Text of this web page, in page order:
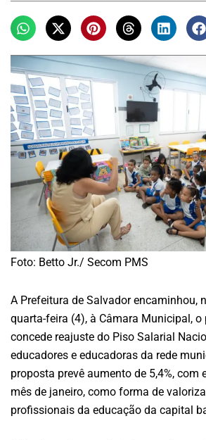
Foto: Betto Jr./ Secom PMS
A Prefeitura de Salvador encaminhou,
quarta-feira (4), à Câmara Municipal, o
concede reajuste do Piso Salarial
educadores e educadoras da rede
proposta prevê aumento de 5,4%, com
mês de janeiro, como forma de
profissionais da educação da capital